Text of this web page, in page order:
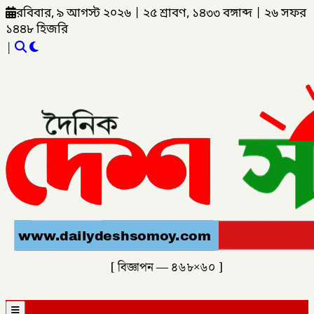
রবিবার, ৯ আগস্ট ২০২৬ ২৫ শ্রাবণ, ১৪৩৩ বঙ্গাব্দ
২৬ সফর
১৪৪৮ হিজরি
|
[ বিজ্ঞাপন — ৪৬৮×৬০ ]